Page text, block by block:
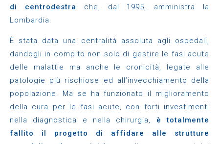
di centrodestra
che, dal 1995, amministra la
Lombardia.
È stata data una centralità assoluta agli ospedali,
dandogli in compito non solo di gestire le fasi acute
delle malattie ma anche le cronicità, legate alle
patologie più rischiose ed all’invecchiamento della
popolazione. Ma se ha funzionato il miglioramento
della cura per le fasi acute, con forti investimenti
nella diagnostica e nella chirurgia, è totalmente
fallito il progetto di affidare alle strutture